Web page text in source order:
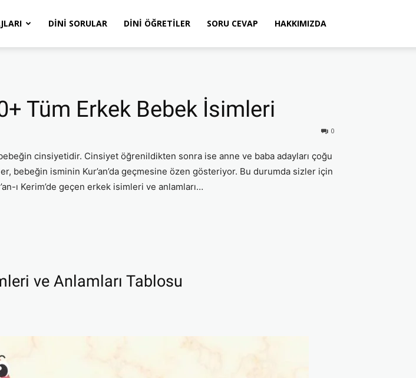
DINI SORULAR DINI ÖĞRETILER SORU CEVAP HAKKIMIZDA
Tüm Erkek Bebek İsimleri
0
cinsiyetidir. Cinsiyet öğrenildikten sonra ise anne ve baba adayları çoğu
bebeğin isminin Kur’an’da geçmesine özen gösteriyor. Bu durumda sizler için
ı Kerim’de geçen erkek isimleri ve anlamları…
ve Anlamları Tablosu